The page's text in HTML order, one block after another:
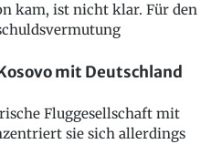
kam, ist nicht klar. Für den
mit Deutschland
Fluggesellschaft mit
sie sich allerdings